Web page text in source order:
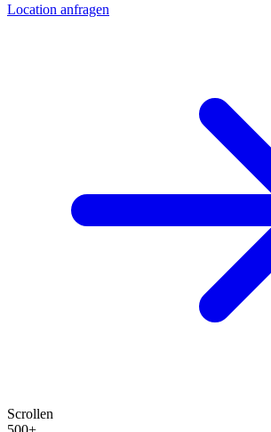
Location anfragen
Scrollen